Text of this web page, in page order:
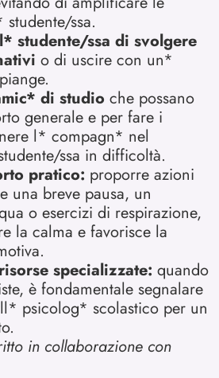
ssa.
studente/ssa di svolgere
o di uscire con un*
di studio che possano
generale e per fare i
l* compagn* nel
ssa in difficoltà.
pratico: proporre azioni
una breve pausa, un
o esercizi di respirazione,
la calma e favorisce la
specializzate: quando
è fondamentale segnalare
psicolog* scolastico per un
in collaborazione con